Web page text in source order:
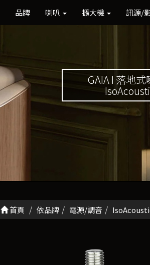
品牌 喇叭 擴大機 訊源/
GAIA I 落地
首頁 依品牌 電源/調音